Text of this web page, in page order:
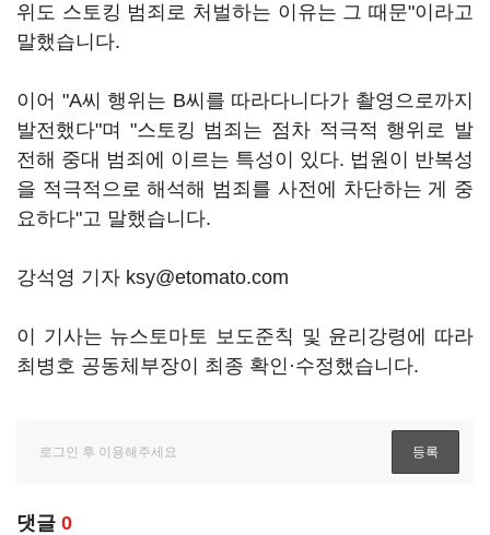
위도 스토킹 범죄로 처벌하는 이유는 그 때문"이라고
말했습니다.
이어 "A씨 행위는 B씨를 따라다니다가 촬영으로까지
발전했다"며 "스토킹 범죄는 점차 적극적 행위로 발
전해 중대 범죄에 이르는 특성이 있다. 법원이 반복성
을 적극적으로 해석해 범죄를 사전에 차단하는 게 중
요하다"고 말했습니다.
강석영 기자 ksy@etomato.com
이 기사는 뉴스토마토 보도준칙 및 윤리강령에 따라
최병호 공동체부장이 최종 확인·수정했습니다.
댓글 0